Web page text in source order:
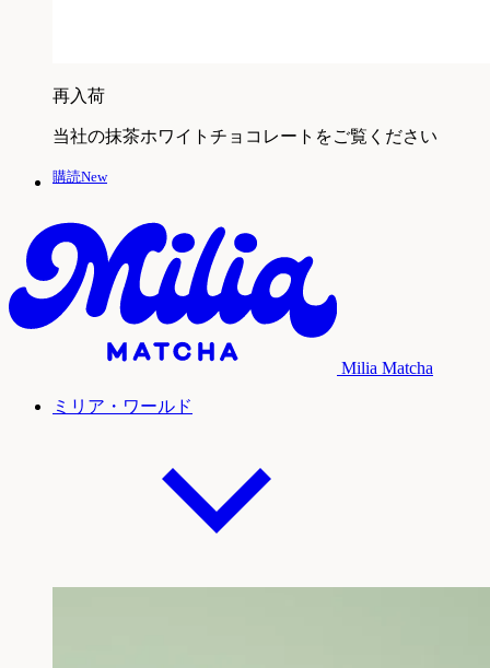
再入荷
当社の抹茶ホワイトチョコレートをご覧ください
購読New
Milia Matcha
ミリア・ワールド